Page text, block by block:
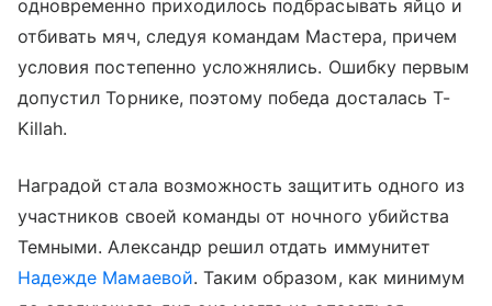
одновременно приходилось подбрасывать яйцо и
отбивать мяч, следуя командам Мастера, причем
условия постепенно усложнялись. Ошибку первым
допустил Торнике, поэтому победа досталась T-
Killah.
Наградой стала возможность защитить одного из
участников своей команды от ночного убийства
Темными. Александр решил отдать иммунитет
Надежде Мамаевой. Таким образом, как минимум